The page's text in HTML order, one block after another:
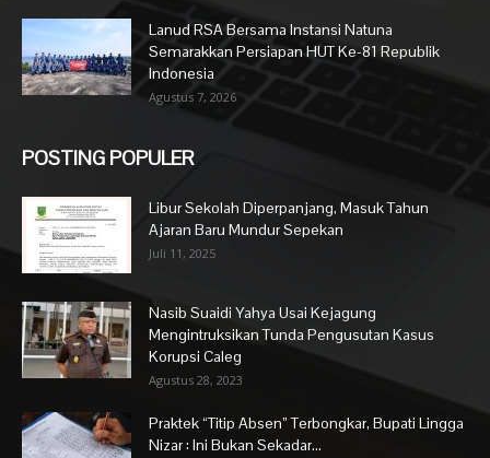
Lanud RSA Bersama Instansi Natuna
Semarakkan Persiapan HUT Ke-81 Republik
Indonesia
Agustus 7, 2026
POSTING POPULER
Libur Sekolah Diperpanjang, Masuk Tahun
Ajaran Baru Mundur Sepekan
Juli 11, 2025
Nasib Suaidi Yahya Usai Kejagung
Mengintruksikan Tunda Pengusutan Kasus
Korupsi Caleg
Agustus 28, 2023
Praktek “Titip Absen” Terbongkar, Bupati Lingga
Nizar : Ini Bukan Sekadar...